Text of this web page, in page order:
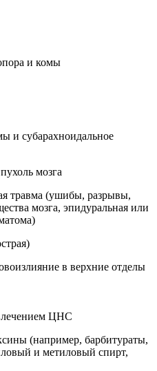
и комы
и субарахноидальное
мозга
травма (ушибы, разрывы,
мозга, эпидуральная или
в верхние отделы
ЦНС
(например, барбитураты,
и метиловый спирт,